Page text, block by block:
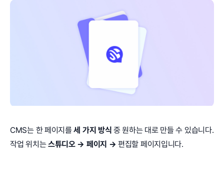
CMS는 한 페이지를세 가지 방식 중 원하는 대로 만들 수 있습니다.
작업 위치는스튜디오 → 페이지 → 편집할 페이지입니다.